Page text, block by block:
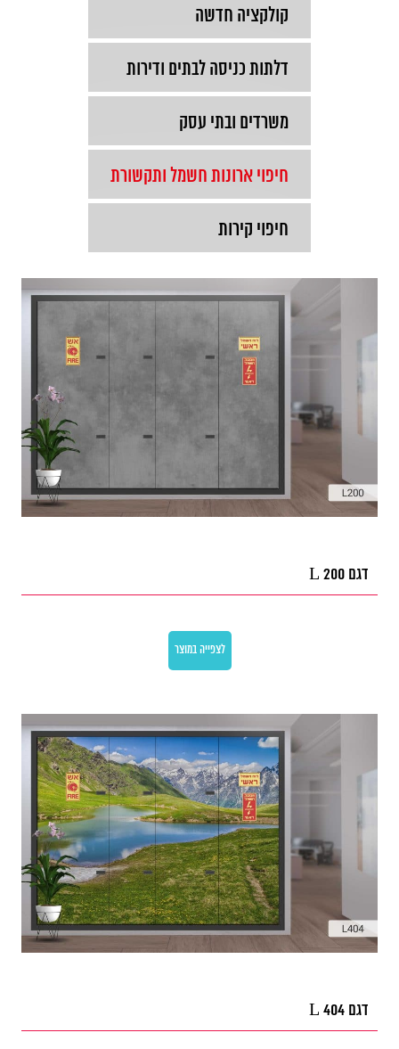
קולקציה חדשה
דלתות כניסה לבתים ודירות
משרדים ובתי עסק
חיפוי ארונות חשמל ותקשורת
חיפוי קירות
דגם L 200
לצפייה במוצר
דגם L 404